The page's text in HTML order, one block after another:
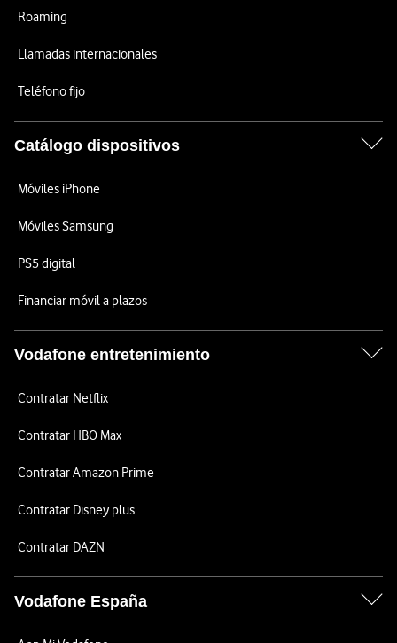
Roaming
Llamadas internacionales
Teléfono fijo
Catálogo dispositivos
Móviles iPhone
Móviles Samsung
PS5 digital
Financiar móvil a plazos
Vodafone entretenimiento
Contratar Netflix
Contratar HBO Max
Contratar Amazon Prime
Contratar Disney plus
Contratar DAZN
Vodafone España